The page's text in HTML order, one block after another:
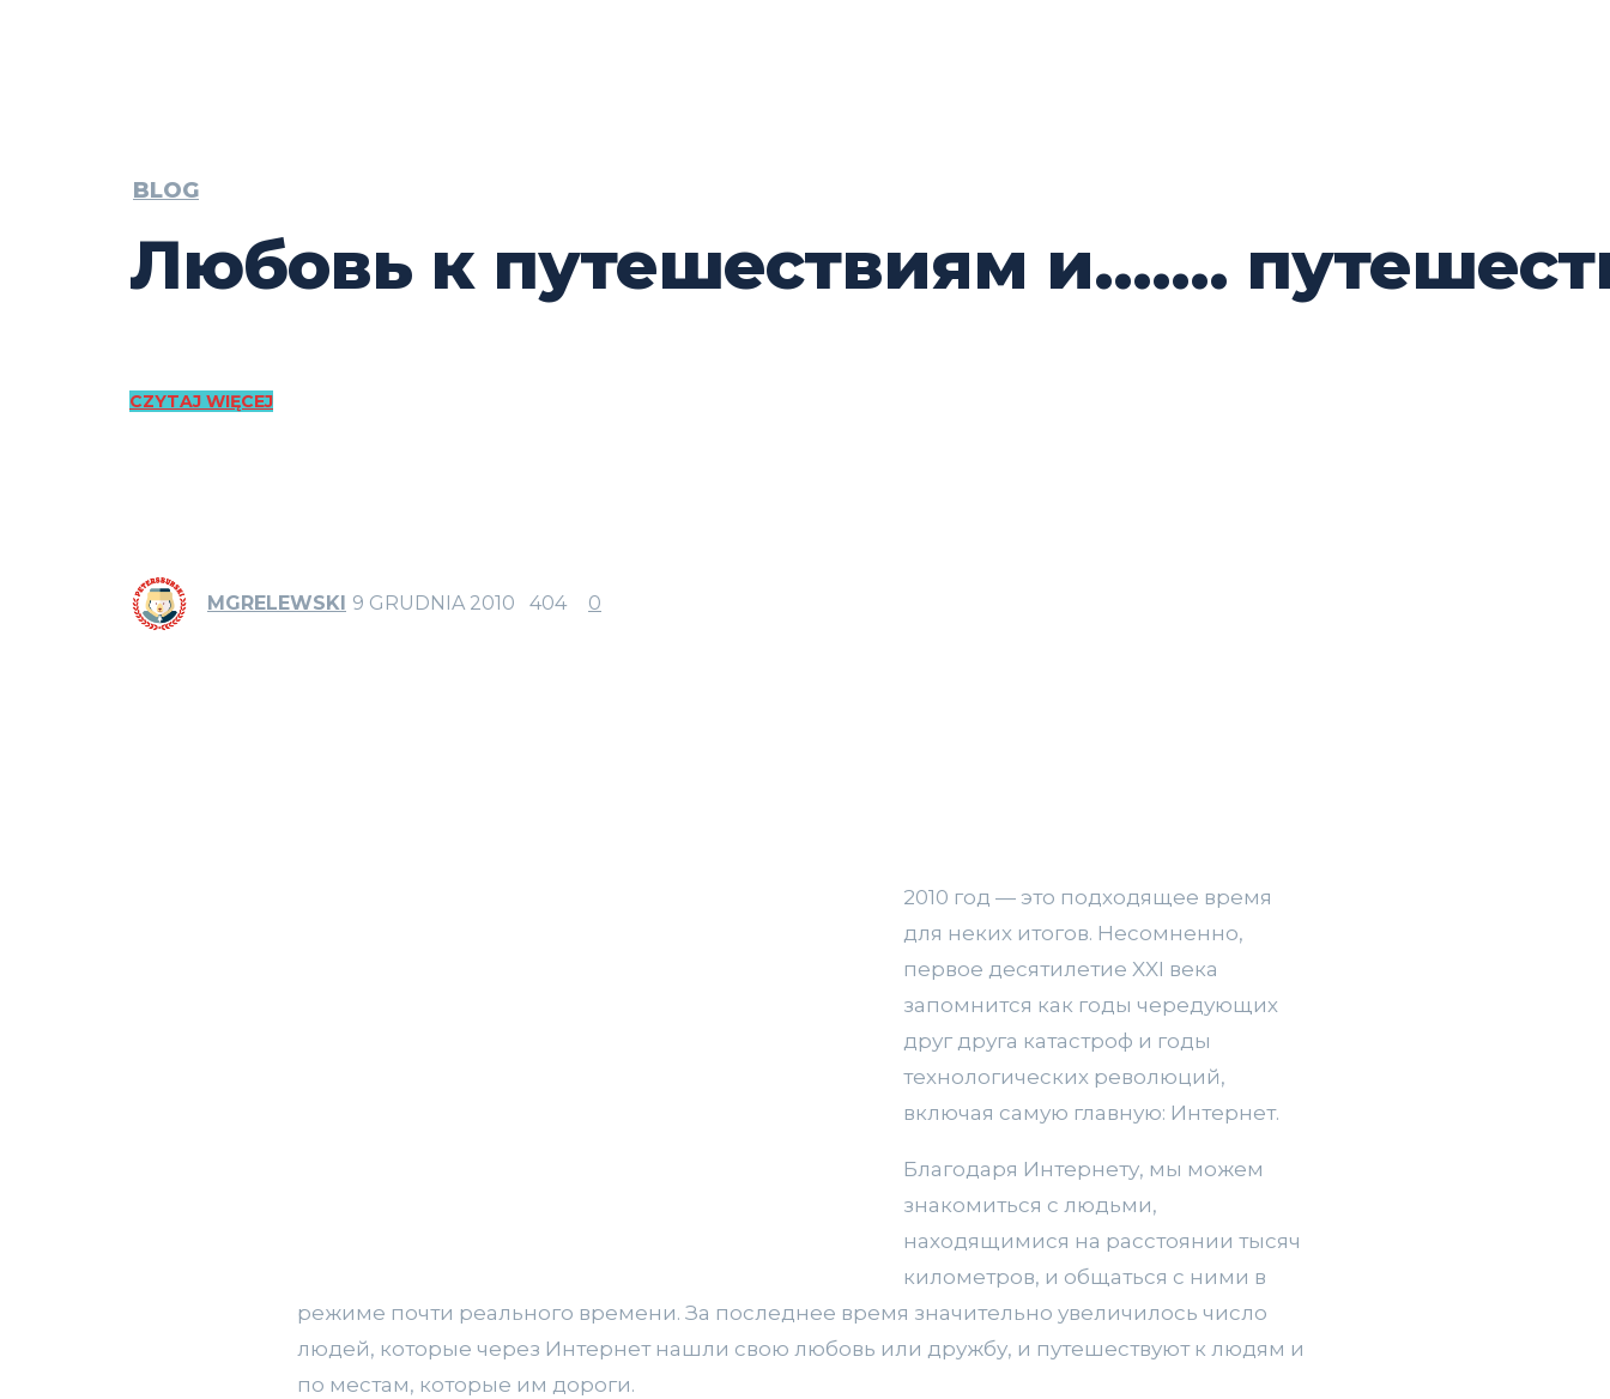
BLOG
Любовь к путешествиям и…….
CZYTAJ WIĘCEJ
MGRELEWSKI 9 GRUDNIA 2010 404 0
2010 год — это подходящее время
для неких итогов. Несомненно,
первое десятилетие XXI века
запомнится как годы чередующих
друг друга катастроф и годы
технологических революций,
включая самую главную: Интернет.
Благодаря Интернету, мы можем
знакомиться с людьми,
находящимися на расстоянии тысяч
километров, и общаться с ними в
режиме почти реального времени. За последнее время значительно увеличилось число
людей, которые через Интернет нашли свою любовь или дружбу, и путешествуют к людям и
по местам, которые им дороги.